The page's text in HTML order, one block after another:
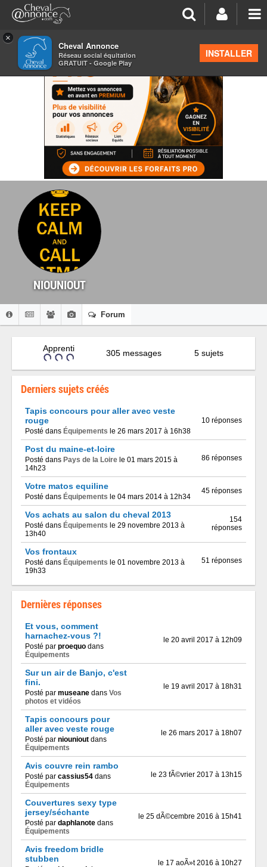
×
Cheval Annonce
Réseau social équitation
GRATUIT - Google Play
INSTALLER
NIOUNIOUT
Forum
Apprenti 305 messages 5 sujets
Derniers sujets créés
Tapis concours pour aller avec veste
rouge
Posté dans Équipements le 26 mars 2017 à 16h38
10 réponses
Post du maine-et-loire
Posté dans Pays de la Loire le 01 mars 2015 à
14h23
86 réponses
Votre matos equiline
Posté dans Équipements le 04 mars 2014 à 12h34
45 réponses
Vos achats au salon du cheval 2013
Posté dans Équipements le 29 novembre 2013 à
13h40
154
réponses
Vos frontaux
Posté dans Équipements le 01 novembre 2013 à
19h33
51 réponses
Dernières réponses
Et vous, comment
harnachez-vous ?!
Posté par proequo dans
Équipements
le 20 avril 2017 à 12h09
Sur un air de Banjo, c'est
fini.
Posté par museane dans Vos
photos et vidéos
le 19 avril 2017 à 18h31
Tapis concours pour
aller avec veste rouge
Posté par niouniout dans
Équipements
le 26 mars 2017 à 18h07
Avis couvre rein rambo
Posté par cassius54 dans
Équipements
le 23 fÃ©vrier 2017 à 13h15
Couvertures sexy type
jersey/séchante
Posté par daphlanote dans
Équipements
le 25 dÃ©cembre 2016 à 15h41
Avis freedom bridle
stubben
le 17 aoÃ»t 2016 à 10h27